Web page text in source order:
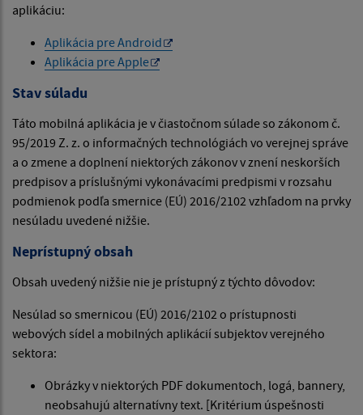
aplikáciu:
Aplikácia pre Android
Aplikácia pre Apple
Stav súladu
Táto mobilná aplikácia je v čiastočnom súlade so zákonom č.
95/2019 Z. z. o informačných technológiách vo verejnej správe
a o zmene a doplnení niektorých zákonov v znení neskorších
predpisov a príslušnými vykonávacími predpismi v rozsahu
podmienok podľa smernice (EÚ) 2016/2102 vzhľadom na prvky
nesúladu uvedené nižšie.
Neprístupný obsah
Obsah uvedený nižšie nie je prístupný z týchto dôvodov:
Nesúlad so smernicou (EÚ) 2016/2102 o prístupnosti
webových sídel a mobilných aplikácií subjektov verejného
sektora:
Obrázky v niektorých PDF dokumentoch, logá, bannery,
neobsahujú alternatívny text. [Kritérium úspešnosti